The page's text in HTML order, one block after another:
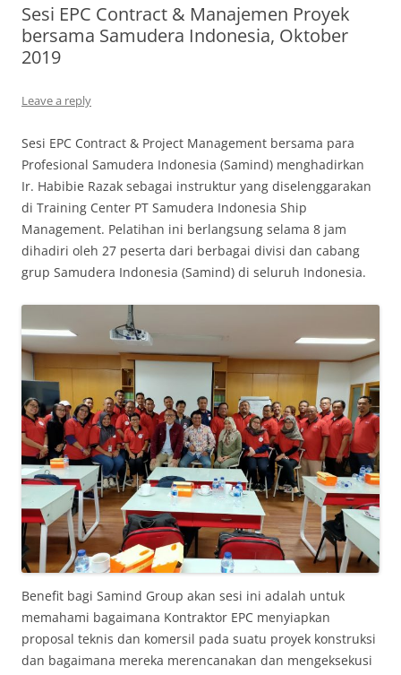
Sesi EPC Contract & Manajemen Proyek
bersama Samudera Indonesia, Oktober
2019
Leave a reply
Sesi EPC Contract & Project Management bersama para
Profesional Samudera Indonesia (Samind) menghadirkan
Ir. Habibie Razak sebagai instruktur yang diselenggarakan
di Training Center PT Samudera Indonesia Ship
Management. Pelatihan ini berlangsung selama 8 jam
dihadiri oleh 27 peserta dari berbagai divisi dan cabang
grup Samudera Indonesia (Samind) di seluruh Indonesia.
Benefit bagi Samind Group akan sesi ini adalah untuk
memahami bagaimana Kontraktor EPC menyiapkan
proposal teknis dan komersil pada suatu proyek konstruksi
dan bagaimana mereka merencanakan dan mengeksekusi